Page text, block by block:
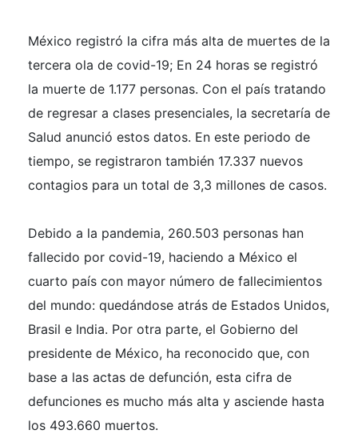
México registró la cifra más alta de muertes de la
tercera ola de covid-19; En 24 horas se registró
la muerte de 1.177 personas. Con el país tratando
de regresar a clases presenciales, la secretaría de
Salud anunció estos datos. En este periodo de
tiempo, se registraron también 17.337 nuevos
contagios para un total de 3,3 millones de casos.
Debido a la pandemia, 260.503 personas han
fallecido por covid-19, haciendo a México el
cuarto país con mayor número de fallecimientos
del mundo: quedándose atrás de Estados Unidos,
Brasil e India. Por otra parte, el Gobierno del
presidente de México, ha reconocido que, con
base a las actas de defunción, esta cifra de
defunciones es mucho más alta y asciende hasta
los 493.660 muertos.